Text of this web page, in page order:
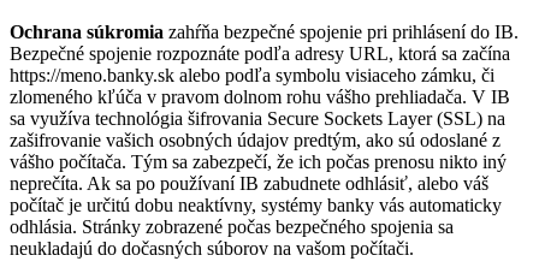
Ochrana súkromia zahŕňa bezpečné spojenie pri prihlásení do IB.
Bezpečné spojenie rozpoznáte podľa adresy URL, ktorá sa začína
https://meno.banky.sk alebo podľa symbolu visiaceho zámku, či
zlomeného kľúča v pravom dolnom rohu vášho prehliadača. V IB
sa využíva technológia šifrovania Secure Sockets Layer (SSL) na
zašifrovanie vašich osobných údajov predtým, ako sú odoslané z
vášho počítača. Tým sa zabezpečí, že ich počas prenosu nikto iný
neprečíta. Ak sa po používaní IB zabudnete odhlásiť, alebo váš
počítač je určitú dobu neaktívny, systémy banky vás automaticky
odhlásia. Stránky zobrazené počas bezpečného spojenia sa
neukladajú do dočasných súborov na vašom počítači.